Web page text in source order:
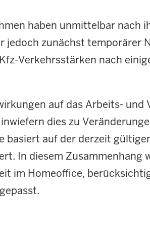
haben unmittelbar nach
jedoch zunächst temporärer
Verkehrsstärken nach
auf das Arbeits-
dies zu
auf der derzeit
In diesem Zusammenhang
im Homeoffice,